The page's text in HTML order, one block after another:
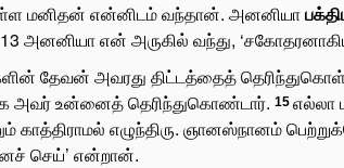
மனிதன் என்னிடம் வந்தான். அனனியா
13 அனனியா என் அருகில் வந்து,
தேவன் அவரது திட்டத்தைத்
அவர் உன்னைத் தெரிந்துகொண்டார். 15 எல்லா
காத்திராமல் எழுந்திரு. ஞானஸ்நானம்
செய்’ என்றான்.